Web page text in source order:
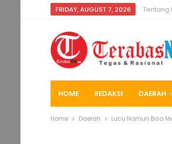
FRIDAY, AUGUST 7, 2026 Tentang
HOME REDAKSI DAERAH
Home Daerah Lucu Namun Bisa